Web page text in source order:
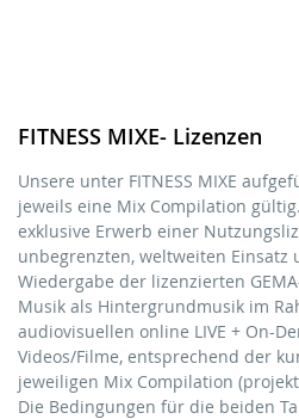
FITNESS MIXE- Lizenzen
Unsere unter FITNESS MIXE
jeweils eine Mix Compilation
exklusive Erwerb einer
unbegrenzten, weltweiten Einsatz
Wiedergabe der lizenzierten
Musik als Hintergrundmusik im
audiovisuellen online LIVE + On-
Videos/Filme, entsprechend der
jeweiligen Mix Compilation
Die Bedingungen für die beiden